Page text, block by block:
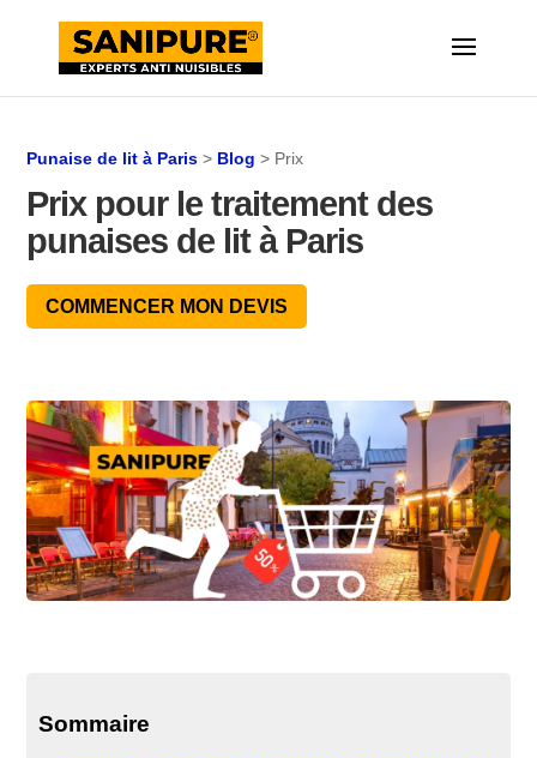
Punaise de lit à Paris > Blog > Prix
Prix pour le traitement des
punaises de lit à Paris
COMMENCER MON DEVIS
Sommaire